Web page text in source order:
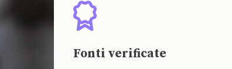
Fonti verificate